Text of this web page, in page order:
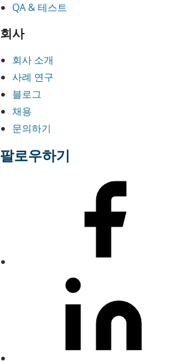
QA & 테스트
회사
회사 소개
사례 연구
블로그
채용
문의하기
팔로우하기